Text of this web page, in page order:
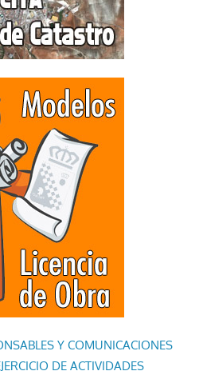
Y COMUNICACIONES
DE ACTIVIDADES